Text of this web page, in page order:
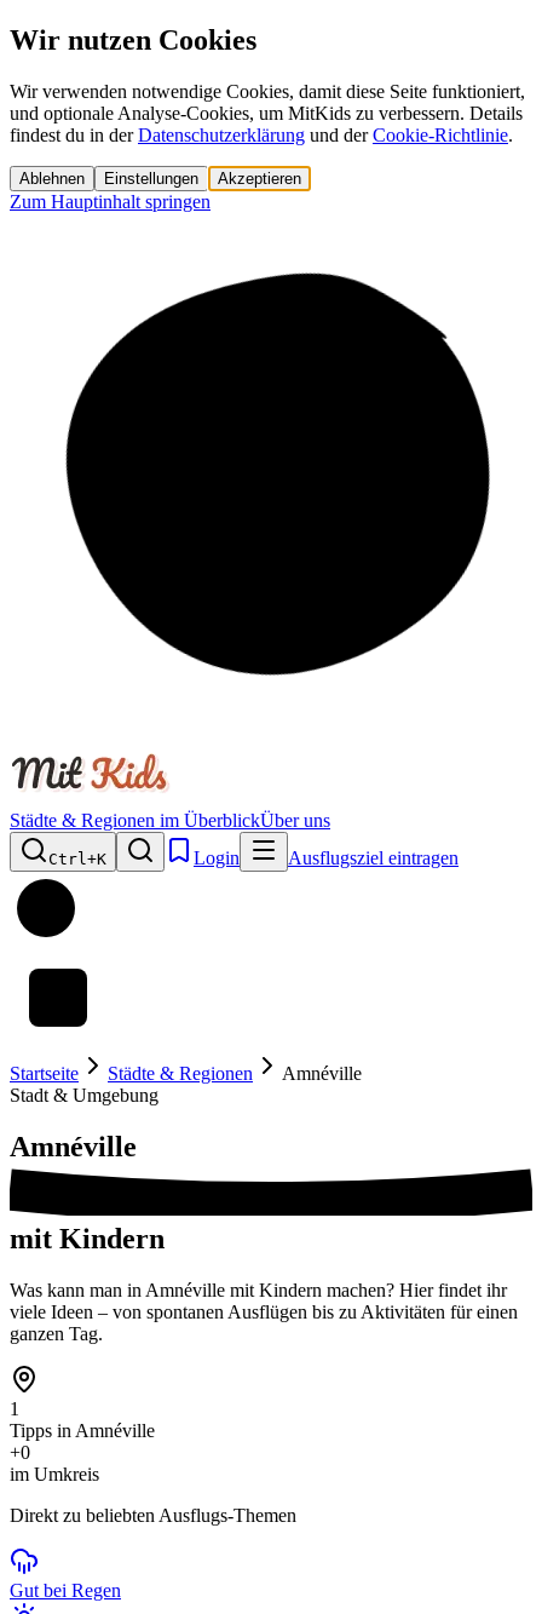
Wir nutzen Cookies
Wir verwenden notwendige Cookies, damit diese Seite funktioniert,
und optionale Analyse-Cookies, um MitKids zu verbessern. Details
findest du in der Datenschutzerklärung und der Cookie-Richtlinie.
Ablehnen Einstellungen Akzeptieren
Zum Hauptinhalt springen
Städte & Regionen im ÜberblickÜber uns
Ctrl+K Login Ausflugsziel eintragen
Startseite Städte & Regionen
Amnéville
Stadt & Umgebung
Amnéville
mit Kindern
Was kann man in Amnéville mit Kindern machen? Hier findet ihr
viele Ideen – von spontanen Ausflügen bis zu Aktivitäten für einen
ganzen Tag.
1
Tipps in Amnéville
+0
im Umkreis
Direkt zu beliebten Ausflugs-Themen
Gut bei Regen